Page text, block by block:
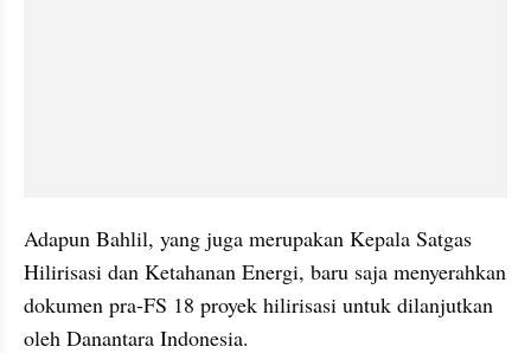
Adapun Bahlil, yang juga merupakan Kepala Satgas
Hilirisasi dan Ketahanan Energi, baru saja menyerahkan
dokumen pra-FS 18 proyek hilirisasi untuk dilanjutkan
oleh Danantara Indonesia.